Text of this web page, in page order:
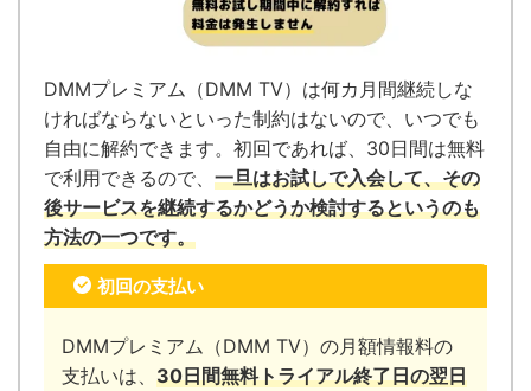
DMMプレミアム（DMM TV）は何カ月間継続しな
ければならないといった制約はないので、いつでも
自由に解約できます。 初回であれば、30日間は無料
で利用できるので、 一旦はお試しで入会して、その
後サービスを継続するかどうか検討するというのも
方法の一つです。
初回の支払い
DMMプレミアム（DMM TV）の月額情報料の
支払いは、 30日間無料トライアル終了日の翌日